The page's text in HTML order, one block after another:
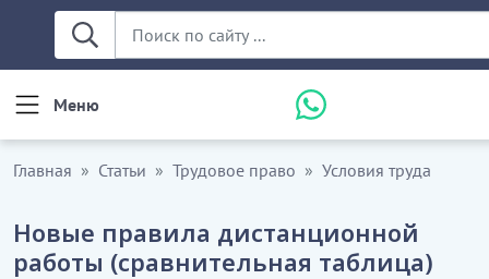
Меню
Главная Статьи Трудовое право Условия труда
Новые правила дистанционной
работы (сравнительная таблица)